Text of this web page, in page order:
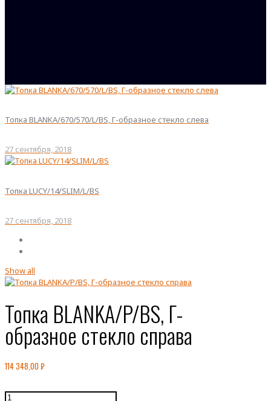
Топка BLANKA/670/570/L/BS, Г-образное стекло слева
27 сентября, 2018
Топка LUCY/14/SLIM/L/BS
27 сентября, 2018
Show all
Топка BLANKA/P/BS, Г-
образное стекло справа
114 348,00 ₽
Количество